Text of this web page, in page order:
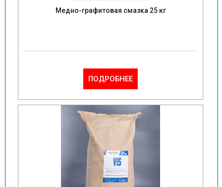
Медно-графитовая смазка 25 кг
ПОДРОБНЕЕ